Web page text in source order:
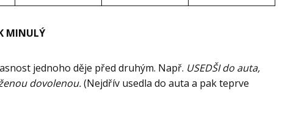
MINULÝ
jednoho děje před druhým. Např. USEDŠI do auta,
dovolenou.(Nejdřív usedla do auta a pak teprve